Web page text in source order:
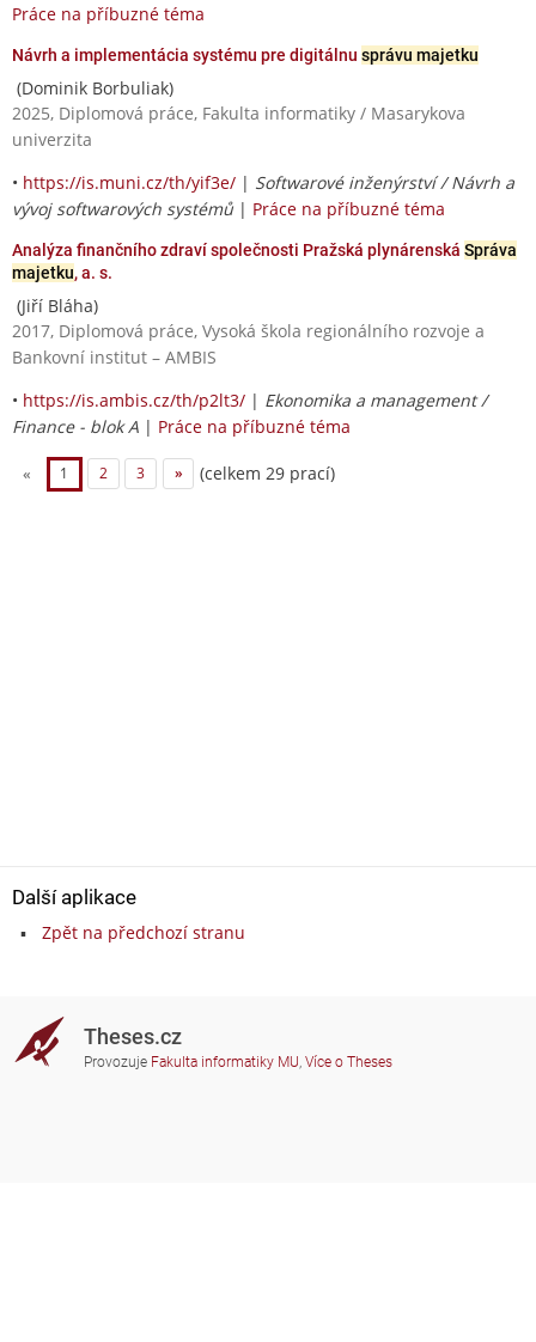
Práce na příbuzné téma
Návrh a implementácia systému pre digitálnu správu majetku
(Dominik Borbuliak)
2025, Diplomová práce, Fakulta informatiky / Masarykova
univerzita
• https://is.muni.cz/th/yif3e/ | Softwarové inženýrství / Návrh a
vývoj softwarových systémů | Práce na příbuzné téma
Analýza finančního zdraví společnosti Pražská plynárenská Správa
majetku, a. s.
(Jiří Bláha)
2017, Diplomová práce, Vysoká škola regionálního rozvoje a
Bankovní institut – AMBIS
• https://is.ambis.cz/th/p2lt3/ | Ekonomika a management /
Finance - blok A | Práce na příbuzné téma
« 1 2 3 » (celkem 29 prací)
Další aplikace
Zpět na předchozí stranu
Theses.cz
Provozuje Fakulta informatiky MU, Více o Theses